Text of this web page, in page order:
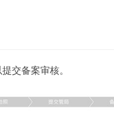
交备案审核。